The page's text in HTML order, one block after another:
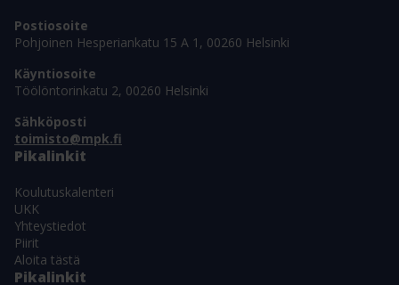
Postiosoite
Pohjoinen Hesperiankatu 15 A 1, 00260 Helsinki
Käyntiosoite
Töölöntorinkatu 2, 00260 Helsinki
Sähköposti
toimisto@mpk.fi
Pikalinkit
Koulutuskalenteri
UKK
Yhteystiedot
Piirit
Aloita tästä
Pikalinkit